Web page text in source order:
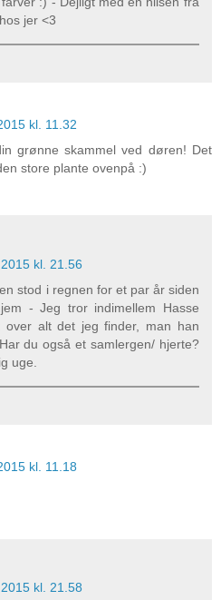
jer <3
kl. 11.32
grønne skammel ved døren! Det
store plante ovenpå :)
kl. 21.56
stod i regnen for et par år siden
- Jeg tror indimellem Hasse
over alt det jeg finder, man han
du også et samlergen/ hjerte?
uge.
kl. 11.18
kl. 21.58